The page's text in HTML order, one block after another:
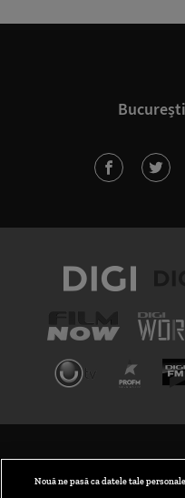
Nouă ne pasă ca datele tale